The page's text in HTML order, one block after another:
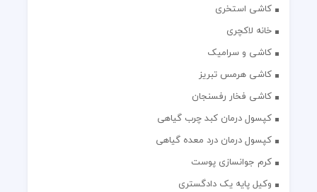
کاشی استخری
خانه لاکچری
کاشی و سرامیک
کاشی هرمس تبریز
کاشی فخار رفسنجان
کپسول درمان کبد چرب گیاهی
کپسول درمان درد معده گیاهی
کرم جوانسازی پوست
وکیل پایه یک دادگستری